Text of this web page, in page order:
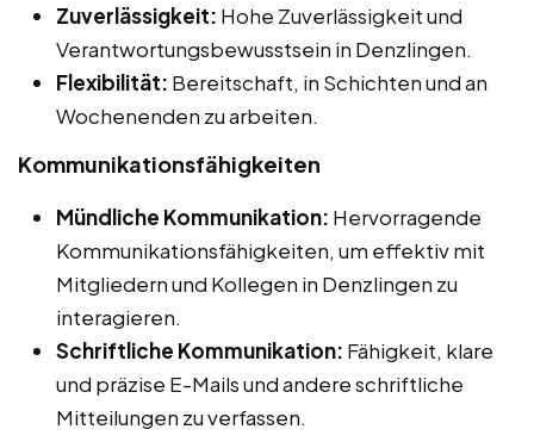
Zuverlässigkeit: Hohe Zuverlässigkeit und
Verantwortungsbewusstsein in Denzlingen.
Flexibilität: Bereitschaft, in Schichten und an
Wochenenden zu arbeiten.
Kommunikationsfähigkeiten
Mündliche Kommunikation: Hervorragende
Kommunikationsfähigkeiten, um effektiv mit
Mitgliedern und Kollegen in Denzlingen zu
interagieren.
Schriftliche Kommunikation: Fähigkeit, klare
und präzise E-Mails und andere schriftliche
Mitteilungen zu verfassen.